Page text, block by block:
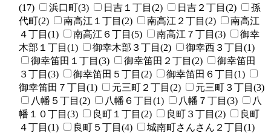
(17)
浜口町(3) 日吉１丁目(2) 日吉２丁目(2)
孫
代町(2)
南高江１丁目(2) 南高江２丁目(2)
南高江
４丁目(1)
南高江６丁目(5) 南高江７丁目(3)
御幸
木部１丁目(1)
御幸木部３丁目(2)
御幸西３丁目(1)
御幸笛田１丁目(3)
御幸笛田２丁目(2)
御幸笛田
３丁目(3)
御幸笛田５丁目(2)
御幸笛田６丁目(1)
御幸笛田７丁目(1)
元三町２丁目(2)
元三町３丁目(3)
八幡５丁目(2)
八幡６丁目(1) 八幡７丁目(3)
八
幡１０丁目(3)
良町１丁目(2) 良町３丁目(2)
良町
４丁目(1)
良町５丁目(4) 城南町さんさん２丁目(1)